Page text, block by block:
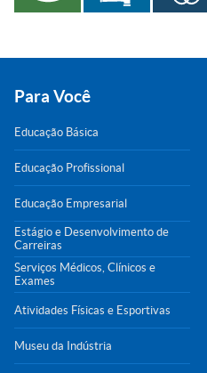
Para Você
Educação Básica
Educação Profissional
Educação Empresarial
Estágio e Desenvolvimento de
Carreiras
Serviços Médicos, Clínicos e
Exames
Atividades Físicas e Esportivas
Museu da Indústria